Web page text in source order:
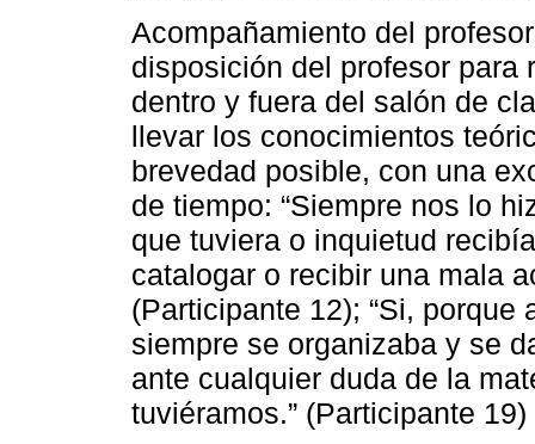
Acompañamiento del
disposición del profesor para
dentro y fuera del salón de
llevar los conocimientos
brevedad posible, con una
de tiempo: “Siempre nos lo
que tuviera o inquietud
catalogar o recibir una mala
(Participante 12); “Si,
siempre se organizaba y se
ante cualquier duda de la
tuviéramos.” (Participante 19)